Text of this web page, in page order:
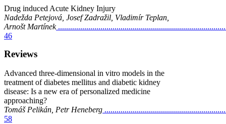
Drug induced Acute Kidney Injury
Nadežda Petejová, Josef Zadražil, Vladimír Teplan,
Arnošt Martínek
46
Reviews
Advanced three-dimensional in vitro models in the
treatment of diabetes mellitus and diabetic kidney
disease: Is a new era of personalized medicine
approaching?
Tomáš Pelikán, Petr Heneberg
58